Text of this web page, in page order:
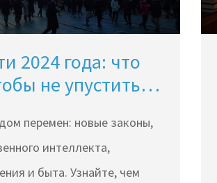
2024 года: что
не упустить
перемен: новые законы,
интеллекта,
и быта. Узнайте, чем